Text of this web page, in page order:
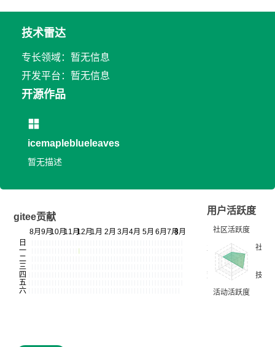
技术雷达
专长领域：暂无信息
开发平台：暂无信息
开源作品
icemapleblueleaves
暂无描述
gitee贡献
用户活跃度